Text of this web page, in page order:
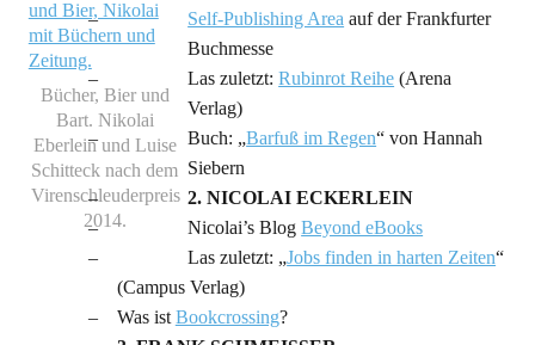
Bücher, Bier und
Bart. Nikolai
Eberlein und Luise
Schitteck nach dem
Virenschleuderpreis
2014.
Self-Publishing Area auf der Frankfurter
Buchmesse
Las zuletzt:Rubinrot Reihe (Arena
Verlag)
Buch: „Barfuß im Regen“ von Hannah
Siebern
2. NICOLAI ECKERLEIN
Nicolai’s BlogBeyond eBooks
Las zuletzt: „Jobs finden in harten Zeiten“
(Campus Verlag)
Was ist Bookcrossing?